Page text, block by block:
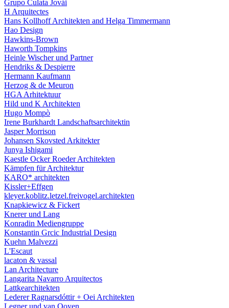
Grupo Culata Jovái
H Arquitectes
Hans Kollhoff Architekten and Helga Timmermann
Hao Design
Hawkins-Brown
Haworth Tompkins
Heinle Wischer und Partner
Hendriks & Despierre
Hermann Kaufmann
Herzog & de Meuron
HGA Arhitektuur
Hild und K Architekten
Hugo Mompò
Irene Burkhardt Landschaftsarchitektin
Jasper Morrison
Johansen Skovsted Arkitekter
Junya Ishigami
Kaestle Ocker Roeder Architekten
Kämpfen für Architektur
KARO* architekten
Kissler+Effgen
kleyer.koblitz.letzel.freivogel.architekten
Knapkiewicz & Fickert
Knerer und Lang
Konradin Mediengruppe
Konstantin Grcic Industrial Design
Kuehn Malvezzi
L'Escaut
lacaton & vassal
Lan Architecture
Langarita Navarro Arquitectos
Lattkearchitekten
Lederer Ragnarsdóttir + Oei Architekten
Legner und van Ooyen